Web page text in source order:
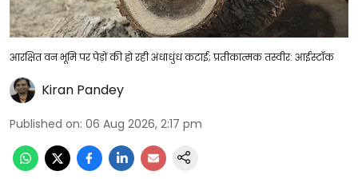
आरक्षित वन भूमि पर पेड़ों की हो रही अंधाधुंध कटाई; प्रतीकात्मक तस्वीर: आईस्टॉक
Kiran Pandey
Published on: 06 Aug 2026, 2:17 pm